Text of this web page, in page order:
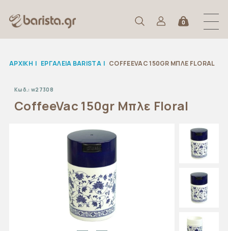
0
ΑΡΧΙΚΉ | ΕΡΓΑΛΕΙΑ BARISTA | COFFEEVAC 150GR ΜΠΛΕ FLORAL
Κωδ.: w27308
CoffeeVac 150gr Μπλε Floral